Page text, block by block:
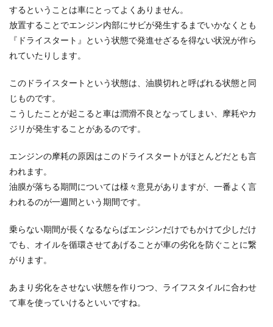
するということは車にとってよくありません。
放置することでエンジン内部にサビが発生するまでいかなくとも
『ドライスタート』という状態で発進せざるを得ない状況が作ら
れていたりします。
このドライスタートという状態は、油膜切れと呼ばれる状態と同
じものです。
こうしたことが起こると車は潤滑不良となってしまい、摩耗やカ
ジリが発生することがあるのです。
エンジンの摩耗の原因はこのドライスタートがほとんどだとも言
われます。
油膜が落ちる期間については様々意見がありますが、一番よく言
われるのが一週間という期間です。
乗らない期間が長くなるならばエンジンだけでもかけて少しだけ
でも、オイルを循環させてあげることが車の劣化を防ぐことに繋
がります。
あまり劣化をさせない状態を作りつつ、ライフスタイルに合わせ
て車を使っていけるといいですね。